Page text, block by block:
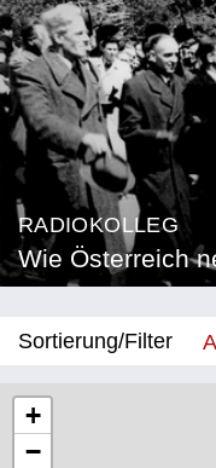
RADIOKOLLEG
Wie Österreich
Sortierung/Filter
+
−